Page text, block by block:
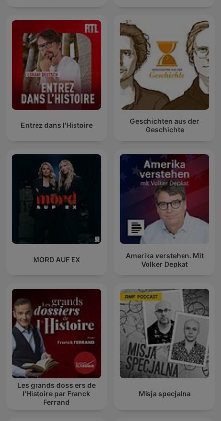
Entrez dans l'Histoire
Geschichten aus der
Geschichte
MORD AUF EX
Amerika verstehen. Mit
Volker Depkat
Les grands dossiers de
l'Histoire par Franck
Ferrand
Misja specjalna